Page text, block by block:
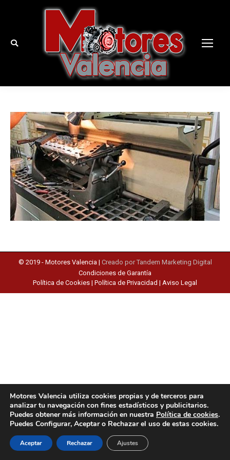
Buscar:
© 2019 - Motores Valencia| Creado por Tandem Marketing Digital
Condiciones de Garantía
Política de Cookies | Política de Privacidad | Aviso Legal
Motores Valencia utiliza cookies propias y de terceros para
analizar tu navegación con fines estadísticos y publicitarios.
Puedes obtener más información en nuestra Política de cookies.
Puedes Configurar, Aceptar o Rechazar el uso de estas cookies.
Aceptar Rechazar Ajustes